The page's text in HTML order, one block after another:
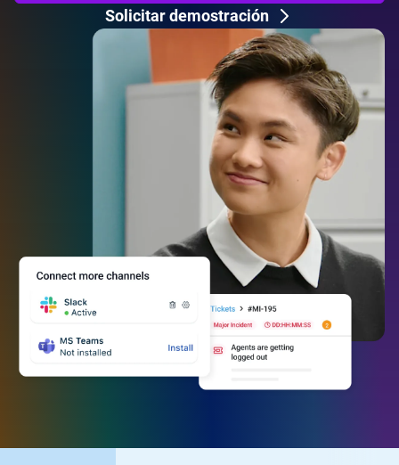
Solicitar demostración